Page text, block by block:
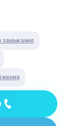
замыкания